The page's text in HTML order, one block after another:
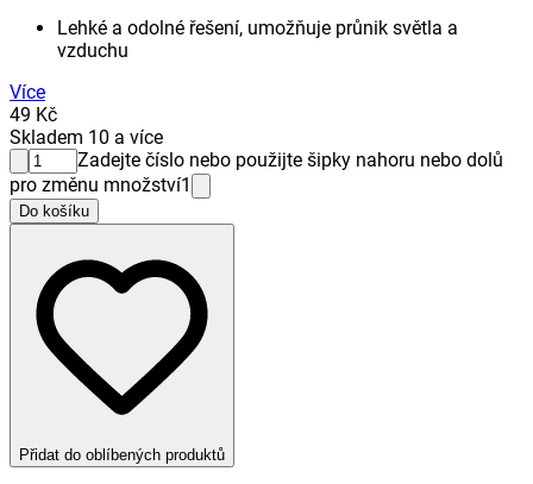
Lehké a odolné řešení, umožňuje průnik světla a
vzduchu
Více
49 Kč
Skladem 10 a více
Zadejte číslo nebo použijte šipky nahoru nebo dolů
pro změnu množství1
Do košíku
Přidat do oblíbených produktů